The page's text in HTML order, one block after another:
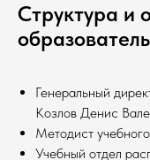
Структура и
Генеральный
Козлов Денис
Методист
Учебный отдел